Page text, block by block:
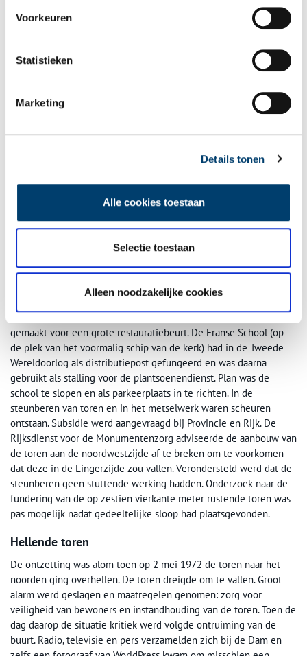
Voorkeuren
Statistieken
Marketing
Details tonen
Alle cookies toestaan
Selectie toestaan
Alleen noodzakelijke cookies
Tekening met doorsnede van de Kleine of O.L.V. Kerk van Edam. Beeld: dbnl.org
Ramp voorkomen
In de jaren zeventig van de vorige eeuw werden plannen
gemaakt voor een grote restauratiebeurt. De Franse School (op
de plek van het voormalig schip van de kerk) had in de Tweede
Wereldoorlog als distributiepost gefungeerd en was daarna
gebruikt als stalling voor de plantsoenendienst. Plan was de
school te slopen en als parkeerplaats in te richten. In de
steunberen van toren en in het metselwerk waren scheuren
ontstaan. Subsidie werd aangevraagd bij Provincie en Rijk. De
Rijksdienst voor de Monumentenzorg adviseerde de aanbouw van
de toren aan de noordwestzijde af te breken om te voorkomen
dat deze in de Lingerzijde zou vallen. Verondersteld werd dat de
steunberen geen stuttende werking hadden. Onderzoek naar de
fundering van de op zestien vierkante meter rustende toren was
pas mogelijk nadat gedeeltelijke sloop had plaatsgevonden.
Hellende toren
De ontzetting was alom toen op 2 mei 1972 de toren naar het
noorden ging overhellen. De toren dreigde om te vallen. Groot
alarm werd geslagen en maatregelen genomen: zorg voor
veiligheid van bewoners en instandhouding van de toren. Toen de
dag daarop de situatie kritiek werd volgde ontruiming van de
buurt. Radio, televisie en pers verzamelden zich bij de Dam en